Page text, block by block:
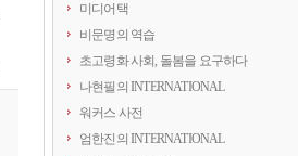
미디어택
비문명의 역습
초고령화 사회, 돌봄을 요구하다
나현필의 INTERNATIONAL
워커스 사전
엄한진의 INTERNATIONAL